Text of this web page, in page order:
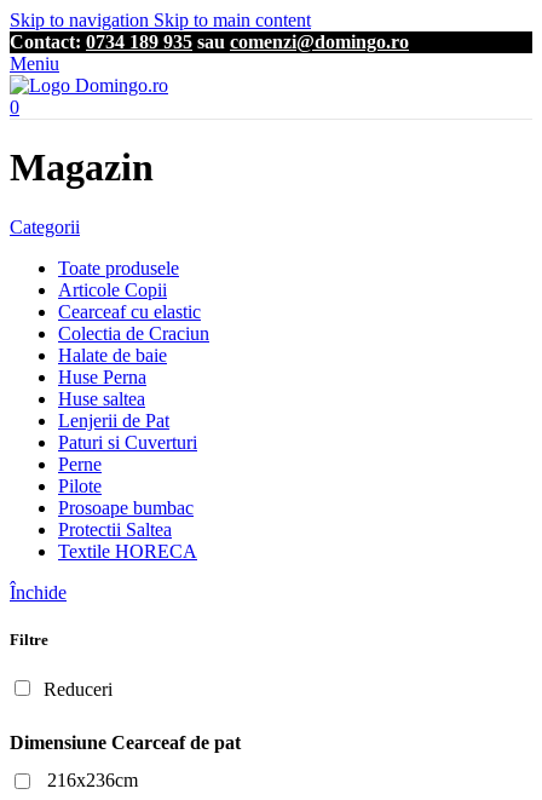
Skip to navigation Skip to main content
Contact: 0734 189 935 sau comenzi@domingo.ro
Meniu
0
Magazin
Categorii
Toate produsele
Articole Copii
Cearceaf cu elastic
Colectia de Craciun
Halate de baie
Huse Perna
Huse saltea
Lenjerii de Pat
Paturi si Cuverturi
Perne
Pilote
Prosoape bumbac
Protectii Saltea
Textile HORECA
Închide
Filtre
Reduceri
Dimensiune Cearceaf de pat
216x236cm